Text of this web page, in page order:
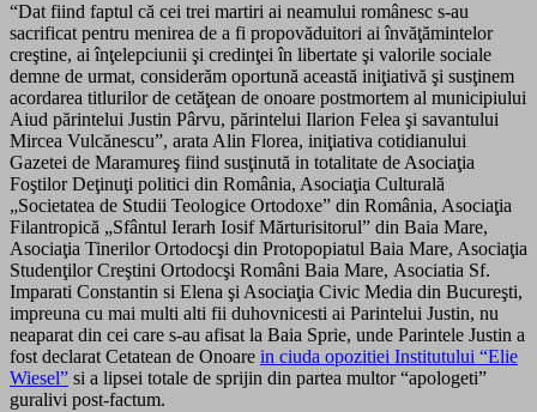
“Dat fiind faptul că cei trei martiri ai neamului românesc s-au
sacrificat pentru menirea de a fi propovăduitori ai învăţămintelor
creştine, ai înţelepciunii şi credinţei în libertate şi valorile sociale
demne de urmat, considerăm oportună această iniţiativă şi susţinem
acordarea titlurilor de cetăţean de onoare postmortem al municipiului
Aiud părintelui Justin Pârvu, părintelui Ilarion Felea şi savantului
Mircea Vulcănescu”, arata Alin Florea, iniţiativa cotidianului
Gazetei de Maramureş fiind susţinută in totalitate de Asociaţia
Foştilor Deţinuţi politici din România, Asociaţia Culturală
„Societatea de Studii Teologice Ortodoxe” din România, Asociaţia
Filantropică „Sfântul Ierarh Iosif Mărturisitorul” din Baia Mare,
Asociaţia Tinerilor Ortodocşi din Protopopiatul Baia Mare, Asociaţia
Studenţilor Creştini Ortodocşi Români Baia Mare, Asociatia Sf.
Imparati Constantin si Elena şi Asociaţia Civic Media din Bucureşti,
impreuna cu mai multi alti fii duhovnicesti ai Parintelui Justin, nu
neaparat din cei care s-au afisat la Baia Sprie, unde Parintele Justin a
fost declarat Cetatean de Onoare in ciuda opozitiei Institutului “Elie
Wiesel” si a lipsei totale de sprijin din partea multor “apologeti”
guralivi post-factum.